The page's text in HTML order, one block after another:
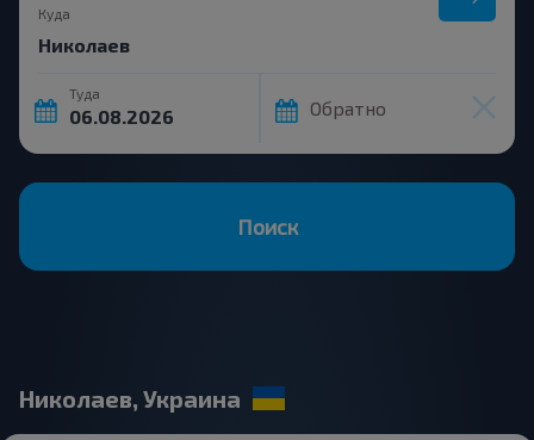
Куда
Туда
Обратно
Поиск
Николаев, Украина